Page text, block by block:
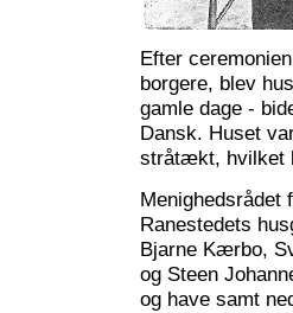
Efter
borgere, blev
gamle dage -
Dansk. Huset
stråtækt, hvilket
Menighedsrådet
Ranestedets
Bjarne Kærbo,
og Steen
og have samt